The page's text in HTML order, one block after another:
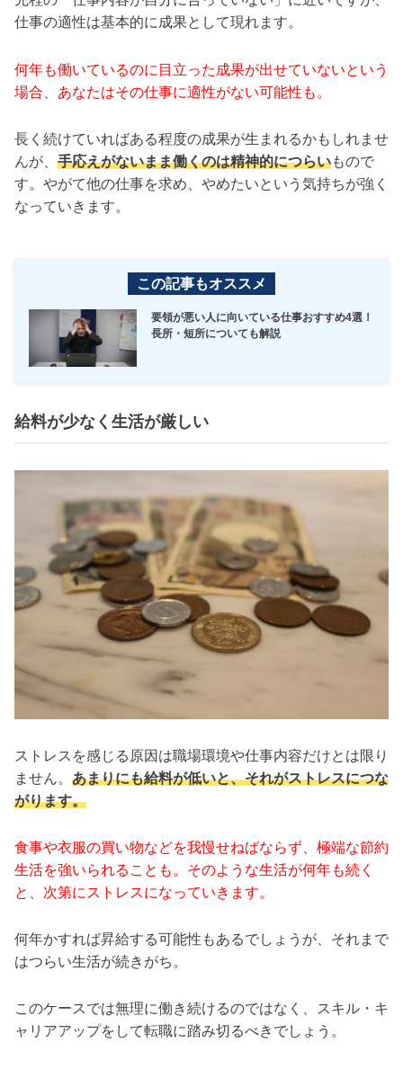
仕事の適性は基本的に成果として現れます。
何年も働いているのに目立った成果が出せていないという
場合、あなたはその仕事に適性がない可能性も。
長く続けていればある程度の成果が生まれるかもしれませ
んが、 手応えがないまま働くのは精神的につらいもので
す。やがて他の仕事を求め、やめたいという気持ちが強く
なっていきます。
この記事もオススメ
要領が悪い人に向いている仕事おすすめ4選！
長所・短所についても解説
給料が少なく生活が厳しい
ストレスを感じる原因は職場環境や仕事内容だけとは限り
ません。 あまりにも給料が低いと、それがストレスにつな
がります。
食事や衣服の買い物などを我慢せねばならず、極端な節約
生活を強いられることも。そのような生活が何年も続く
と、次第にストレスになっていきます。
何年かすれば昇給する可能性もあるでしょうが、それまで
はつらい生活が続きがち。
このケースでは無理に働き続けるのではなく、スキル・キ
ャリアアップをして転職に踏み切るべきでしょう。